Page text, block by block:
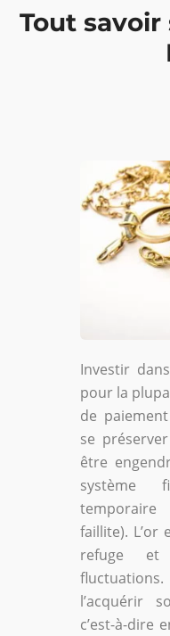
Tout
Investir
pour la
de
se
être
système
faillite). L’or
refuge
l’acquérir
c’est-à-dire